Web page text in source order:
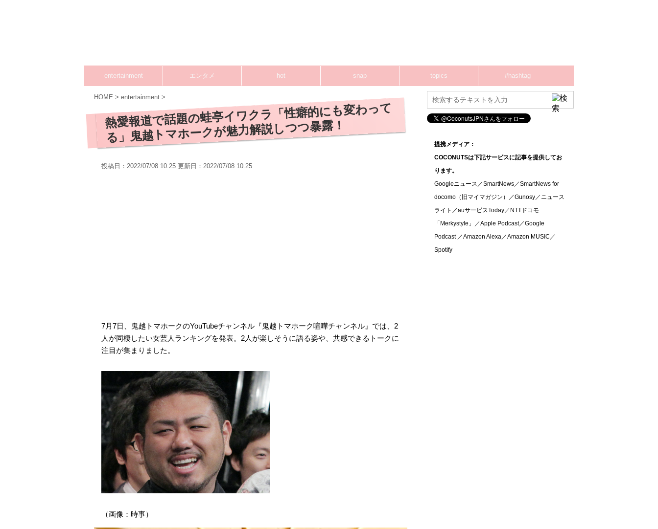
entertainment エンタメ hot snap topics #hashtag
HOME > entertainment >
熱愛報道で話題の蛙亭イワクラ「性癖的にも変わって
る」鬼越トマホークが魅力解説しつつ暴露！
投稿日：2022/07/08 10:25 更新日： 2022/07/08 10:25
7月7日、鬼越トマホークのYouTubeチャンネル『鬼越トマホーク喧嘩チャンネル』では、2
人が同棲したい女芸人ランキングを発表。2人が楽しそうに語る姿や、共感できるトークに
注目が集まりました。
（画像：時事）
提携メディア：
COCONUTSは下記サービスに記事を提供してお
ります。
Googleニュース／SmartNews／SmartNews for
docomo（旧マイマガジン）／Gunosy／ニュース
ライト／auサービスToday／NTTドコモ
「Merkystyle」／Apple Podcast／Google
Podcast ／Amazon Alexa／Amazon MUSIC／
Spotify